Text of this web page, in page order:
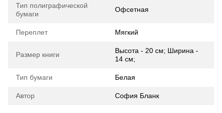
Тип полиграфической
бумаги
Офсетная
Переплет Мягкий
Размер книги
Высота - 20 см; Ширина -
14 см;
Тип бумаги Белая
Автор София Бланк